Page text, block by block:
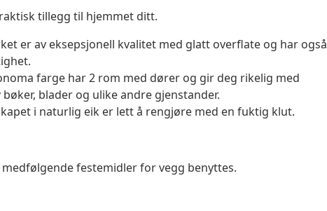
tillegg til hjemmet ditt.
er av eksepsjonell kvalitet med glatt overflate og har også
farge har 2 rom med dører og gir deg rikelig med
blader og ulike andre gjenstander.
i naturlig eik er lett å rengjøre med en fuktig klut.
festemidler for vegg benyttes.